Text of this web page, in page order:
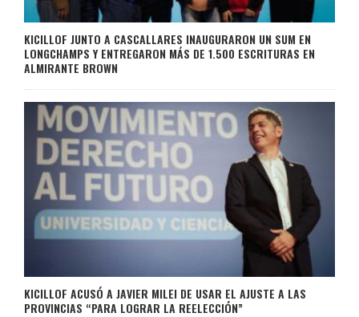
KICILLOF JUNTO A CASCALLARES INAUGURARON UN SUM EN
LONGCHAMPS Y ENTREGARON MÁS DE 1.500 ESCRITURAS EN
ALMIRANTE BROWN
KICILLOF ACUSÓ A JAVIER MILEI DE USAR EL AJUSTE A LAS
PROVINCIAS “PARA LOGRAR LA REELECCIÓN”